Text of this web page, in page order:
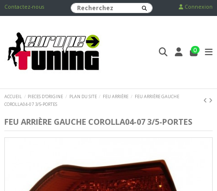
Contactez-nous Connexion
0
ACCUEIL PIECES D'ORIGINE PLAN DU SITE FEU ARRIÈRE
FEU ARRIÈRE GAUCHE
COROLLA04-07 3/5-PORTES
FEU ARRIÈRE GAUCHE COROLLA04-07 3/5-PORTES